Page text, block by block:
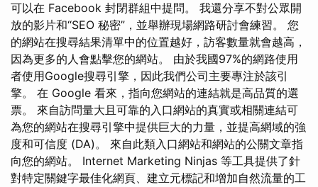
可以在 Facebook 封閉群組中提問。 我還分享不對公眾開
放的影片和“SEO 秘密”，並舉辦現場網路研討會練習。 您
的網站在搜尋結果清單中的位置越好，訪客數量就會越高，
因為更多的人會點擊您的網站。 由於我國97%的網路使用
者使用Google搜尋引擎，因此我們公司主要專注於該引
擎。 在 Google 看來，指向您網站的連結就是高品質的選
票。 來自訪問量大且可靠的入口網站的真實或相關連結可
為您的網站在搜尋引擎中提供巨大的力量，並提高網域的強
度和可信度 (DA)。 來自此類入口網站和網站的公關文章指
向您的網站。 Internet Marketing Ninjas 等工具提供了針
對特定關鍵字最佳化網頁、建立元標記和增加自然流量的工